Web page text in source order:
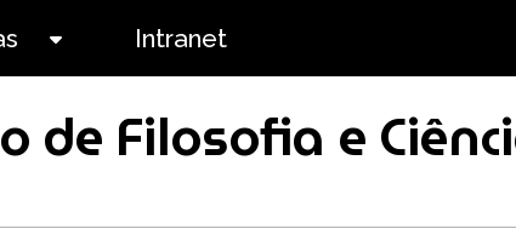
Intranet
Filosofia e